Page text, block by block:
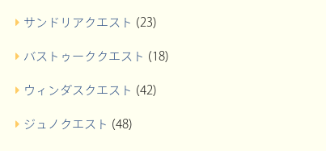
サンドリアクエスト (23)
バストゥーククエスト (18)
ウィンダスクエスト (42)
ジュノクエスト (48)